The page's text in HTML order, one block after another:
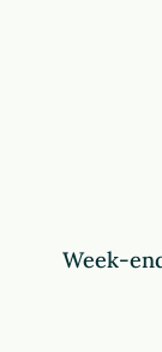
Week-end